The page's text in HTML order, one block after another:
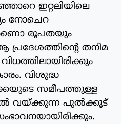
ഇറ്റലിയിലെ
നോചെറ
രൂപതയും
തനിമ
വിശുദ്ധ
സമീപത്തുള്ള
വയ്ക്കുന്ന പുല്‍ക്കൂട്